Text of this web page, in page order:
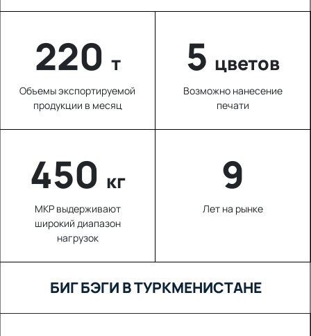
220 т
Объемы экспортируемой
продукции в месяц
5 цветов
Возможно нанесение
печати
636 кг
МКР выдерживают
широкий диапазон
нагрузок
9
Лет на рынке
БИГ БЭГИ В ТУРКМЕНИСТАНЕ